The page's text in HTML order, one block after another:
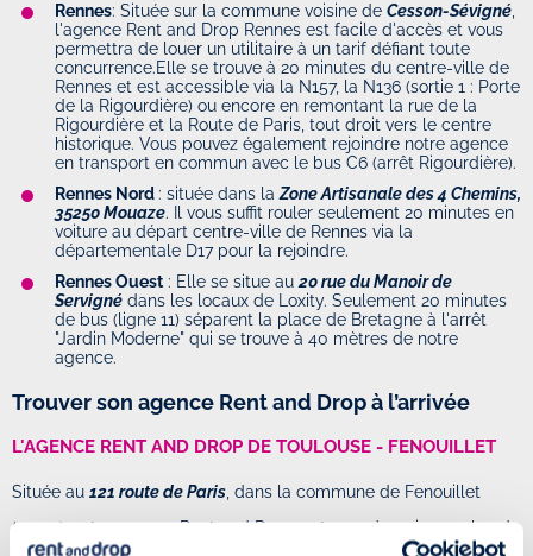
Rennes: Située sur la commune voisine de Cesson-Sévigné,
l'agence Rent and Drop Rennes est facile d'accès et vous
permettra de louer un utilitaire à un tarif défiant toute
concurrence.Elle se trouve à 20 minutes du centre-ville de
Rennes et est accessible via la N157, la N136 (sortie 1 : Porte
de la Rigourdière) ou encore en remontant la rue de la
Rigourdière et la Route de Paris, tout droit vers le centre
historique. Vous pouvez également rejoindre notre agence
en transport en commun avec le bus C6 (arrêt Rigourdière).
Rennes Nord : située dans laZone Artisanale des 4 Chemins,
35250 Mouaze. Il vous suffit rouler seulement 20 minutes en
voiture au départ centre-ville de Rennes via la
départementale D17 pour la rejoindre.
Rennes Ouest: Elle se situe au20 rue du Manoir de
Servigné dans les locaux de Loxity. Seulement 20 minutes
de bus (ligne 11) séparent la place de Bretagne à l'arrêt
"Jardin Moderne" qui se trouve à 40 mètres de notre
agence.
Trouver son agence Rent and Drop à l’arrivée
L'AGENCE RENT AND DROP DE TOULOUSE - FENOUILLET
Située au 121 route de Paris, dans la commune de Fenouillet
(31140), votre agence Rent and Drop se trouve à environ 10 km du